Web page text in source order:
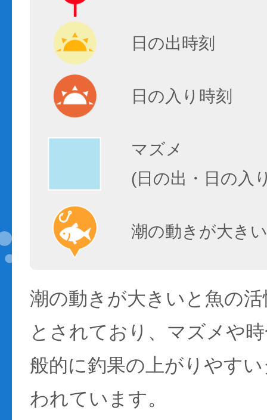
日の出時刻
日の入り時刻
マズメ
(日の出・日の入
潮の動きが大き
潮の動きが大きいと魚の
とされており、マズメや
般的に釣果の上がりやす
われています。